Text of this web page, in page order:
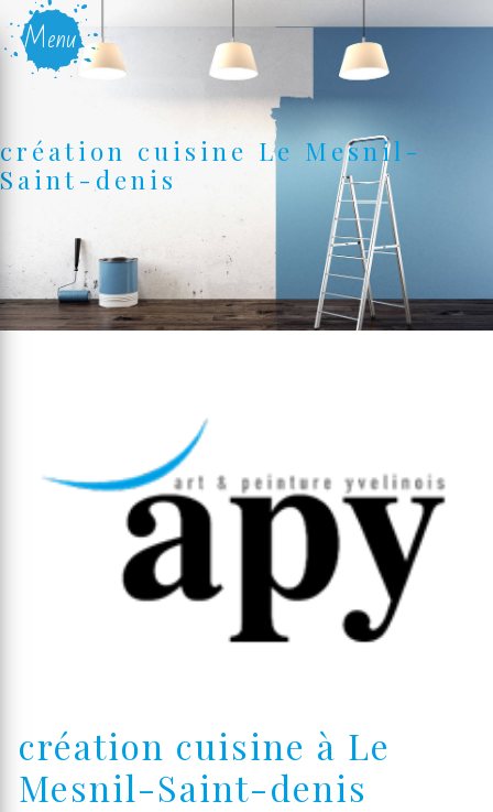
Menu
création cuisine Le Mesnil-
Saint-denis
création cuisine à Le
Mesnil-Saint-denis
Panneau de gestion des cookies